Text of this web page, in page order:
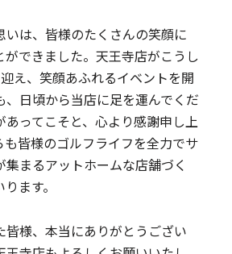
いは、皆様のたくさんの笑顔に
ができました。天王寺店がこうし
え、笑顔あふれるイベントを開
、日頃から当店に足を運んでくだ
あってこそと、心より感謝申し上
も皆様のゴルフライフを全力でサ
まるアットホームな店舗づく
ます。
皆様、本当にありがとうござい